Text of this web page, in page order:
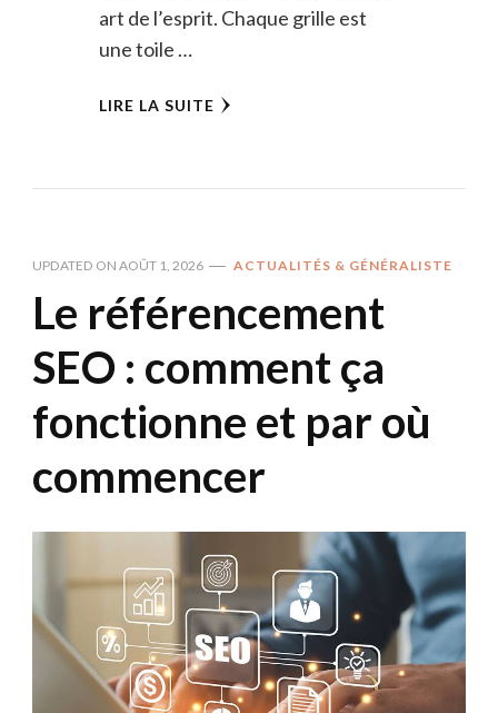
art de l’esprit. Chaque grille est
une toile …
LIRE LA SUITE
UPDATED ON AOÛT 1, 2026 ACTUALITÉS & GÉNÉRALISTE
Le référencement
SEO : comment ça
fonctionne et par où
commencer